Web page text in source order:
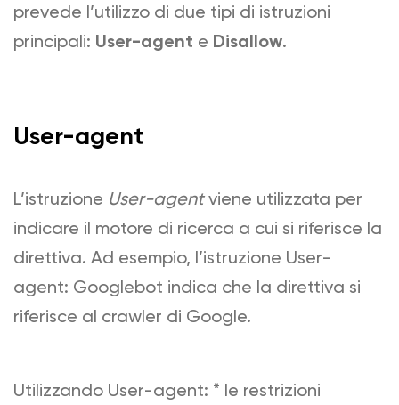
prevede l’utilizzo di due tipi di istruzioni
principali: User-agent e Disallow.
User-agent
L’istruzione User-agentviene utilizzata per
indicare il motore di ricerca a cui si riferisce la
direttiva. Ad esempio, l’istruzione User-
agent: Googlebot indica che la direttiva si
riferisce al crawler di Google.
Utilizzando User-agent: * le restrizioni